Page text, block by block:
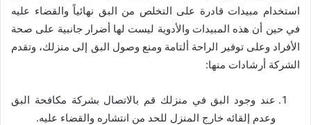
استخدام مبيدات قادرة على التخلص من البق نهائياً والقضاء عليه
في حين أن هذه المبيدات والأدوية ليست لها أضرار جانبية على صحة
الأفراد وعلى توفير الراحة ألتامة ومنع وصول البق إلى منزلك، وتقدم
الشركة أرشادات منها:
عند وجود البق في منزلك قم بالاتصال بشركة مكافحة البق
وعدم إلقائه خارج المنزل للحد من انتشاره والقضاء عليه.